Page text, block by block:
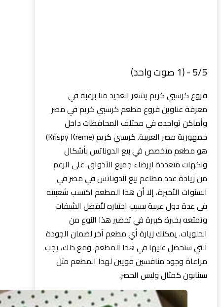
5/5 - (1 صوت واحد)
فروع كرسبي كريم يشعر العديد منا برغبة في
معرفة عناوين فروع مطعم كرسبي كريم في مصر
وأماكن تواجده في مختلف المحافظات داخل
جمهورية مصر العربية. كرسبي كريم (Krispy Kreme)
هو مطعم متخصص في بيع الدوناتس بأشكال
ونكهات متعددة لإرضاء جميع الأذواق. على الرغم
من زيادة عدد مطاعم بيع الدوناتس في مصر في
السنوات الأخيرة، إلا أن هذا المطعم اكتسب شعبيته
في عدة دول عربية بسبب اختياره لأفضل الشيفات
وتمتعه بخبرة كبيرة في تحضير هذا النوع من
الحلويات. يمكنك زيارة أي مطعم آخر لضمان الجودة
التي ستحصل عليها في هذا المطعم. ومع ذلك، يجب
مراعاة وجود منافسين قويين لهذا المطعم مثل
سينابون كمثال وليس الحصر.